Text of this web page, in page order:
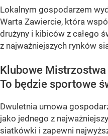
Lokalnym gospodarzem
Warta Zawiercie, która
drużyny i kibiców z całego
z najważniejszych rynków
Klubowe
To będzie sportowe
Dwuletnia umowa
jako jednego z
siatkówki i zapewni